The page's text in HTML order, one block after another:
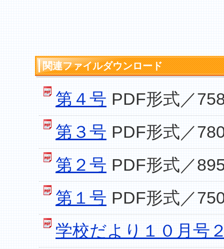
関連ファイルダウンロード
第４号 PDF形式／
第３号 PDF形式／
第２号 PDF形式／
第１号 PDF形式／
学校だより１０月号